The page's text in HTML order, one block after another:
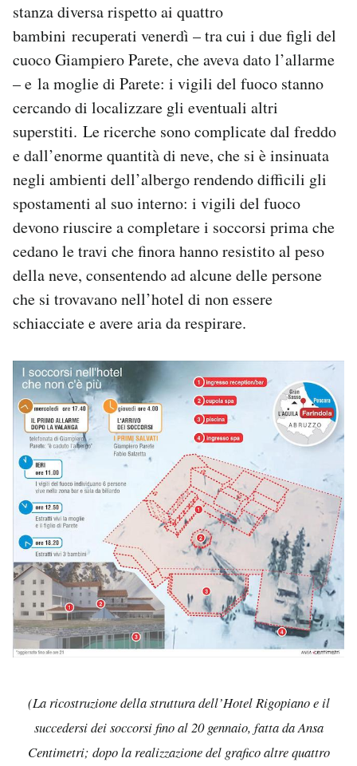
stanza diversa rispetto ai quattro
bambini recuperati venerdì – tra cui i due figli del
cuoco Giampiero Parete, che aveva dato l’allarme
– e la moglie di Parete: i vigili del fuoco stanno
cercando di localizzare gli eventuali altri
superstiti. Le ricerche sono complicate dal freddo
e dall’enorme quantità di neve, che si è insinuata
negli ambienti dell’albergo rendendo difficili gli
spostamenti al suo interno: i vigili del fuoco
devono riuscire a completare i soccorsi prima che
cedano le travi che finora hanno resistito al peso
della neve, consentendo ad alcune delle persone
che si trovavano nell’hotel di non essere
schiacciate e avere aria da respirare.
(La ricostruzione della struttura dell’Hotel Rigopiano e il
succedersi dei soccorsi fino al 20 gennaio, fatta da Ansa
Centimetri; dopo la realizzazione del grafico altre quattro